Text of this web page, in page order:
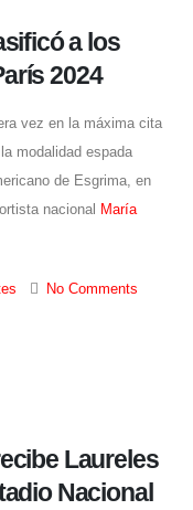
a los
2024
vez en la máxima cita
modalidad espada
de Esgrima, en
nacional María
No Comments
Laureles
Nacional